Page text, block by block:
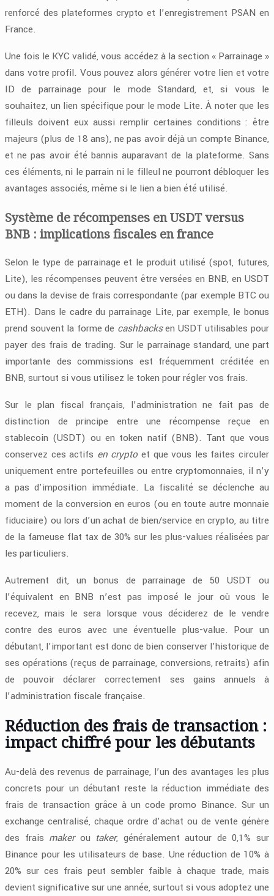
renforcé des plateformes crypto et l’enregistrement PSAN en
France.
Une fois le KYC validé, vous accédez à la section « Parrainage »
dans votre profil. Vous pouvez alors générer votre lien et votre
ID de parrainage pour le mode Standard, et, si vous le
souhaitez, un lien spécifique pour le mode Lite. À noter que les
filleuls doivent eux aussi remplir certaines conditions : être
majeurs (plus de 18 ans), ne pas avoir déjà un compte Binance,
et ne pas avoir été bannis auparavant de la plateforme. Sans
ces éléments, ni le parrain ni le filleul ne pourront débloquer les
avantages associés, même si le lien a bien été utilisé.
Système de récompenses en USDT versus
BNB : implications fiscales en france
Selon le type de parrainage et le produit utilisé (spot, futures,
Lite), les récompenses peuvent être versées en BNB, en USDT
ou dans la devise de frais correspondante (par exemple BTC ou
ETH). Dans le cadre du parrainage Lite, par exemple, le bonus
prend souvent la forme de cashbacksen USDT utilisables pour
payer des frais de trading. Sur le parrainage standard, une part
importante des commissions est fréquemment créditée en
BNB, surtout si vous utilisez le token pour régler vos frais.
Sur le plan fiscal français, l’administration ne fait pas de
distinction de principe entre une récompense reçue en
stablecoin (USDT) ou en token natif (BNB). Tant que vous
conservez ces actifs en crypto et que vous les faites circuler
uniquement entre portefeuilles ou entre cryptomonnaies, il n’y
a pas d’imposition immédiate. La fiscalité se déclenche au
moment de la conversion en euros (ou en toute autre monnaie
fiduciaire) ou lors d’un achat de bien/service en crypto, au titre
de la fameuse flat tax de 30% sur les plus-values réalisées par
les particuliers.
Autrement dit, un bonus de parrainage de 50 USDT ou
l’équivalent en BNB n’est pas imposé le jour où vous le
recevez, mais le sera lorsque vous déciderez de le vendre
contre des euros avec une éventuelle plus-value. Pour un
débutant, l’important est donc de bien conserver l’historique de
ses opérations (reçus de parrainage, conversions, retraits) afin
de pouvoir déclarer correctement ses gains annuels à
l’administration fiscale française.
Réduction des frais de transaction :
impact chiffré pour les débutants
Au-delà des revenus de parrainage, l’un des avantages les plus
concrets pour un débutant reste la réduction immédiate des
frais de transaction grâce à un code promo Binance. Sur un
exchange centralisé, chaque ordre d’achat ou de vente génère
des frais makerou taker, généralement autour de 0,1% sur
Binance pour les utilisateurs de base. Une réduction de 10% à
20% sur ces frais peut sembler faible à chaque trade, mais
devient significative sur une année, surtout si vous adoptez une